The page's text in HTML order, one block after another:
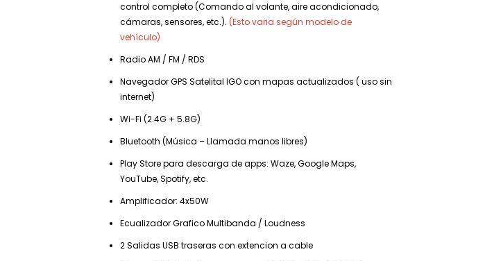
control completo (Comando al volante, aire acondicionado,
cámaras, sensores, etc.). (Esto varia según modelo de
vehículo)
Radio AM / FM / RDS
Navegador GPS Satelital IGO con mapas actualizados ( uso sin
internet)
Wi-Fi (2.4G + 5.8G)
Bluetooth (Música – Llamada manos libres)
Play Store para descarga de apps: Waze, Google Maps,
YouTube, Spotify, etc.
Amplificador: 4x50W
Ecualizador Grafico Multibanda / Loudness
2 Salidas USB traseras con extencion a cable